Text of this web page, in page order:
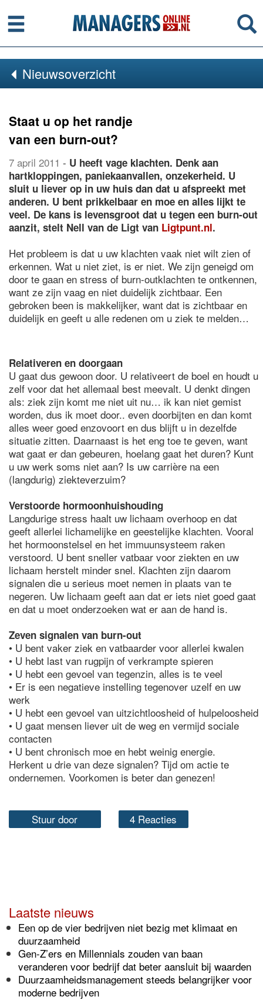
Menu
Nieuwsoverzicht
Staat u op het randje
van een burn-out?
7 april 2011 - U heeft vage klachten. Denk aan
hartkloppingen, paniekaanvallen, onzekerheid. U
sluit u liever op in uw huis dan dat u afspreekt met
anderen. U bent prikkelbaar en moe en alles lijkt te
veel. De kans is levensgroot dat u tegen een burn-out
aanzit, stelt Nell van de Ligt van Ligtpunt.nl.
Het probleem is dat u uw klachten vaak niet wilt zien of
erkennen. Wat u niet ziet, is er niet. We zijn geneigd om
door te gaan en stress of burn-outklachten te ontkennen,
want ze zijn vaag en niet duidelijk zichtbaar. Een
gebroken been is makkelijker, want dat is zichtbaar en
duidelijk en geeft u alle redenen om u ziek te melden…
Relativeren en doorgaan
U gaat dus gewoon door. U relativeert de boel en houdt u
zelf voor dat het allemaal best meevalt. U denkt dingen
als: ziek zijn komt me niet uit nu… ik kan niet gemist
worden, dus ik moet door.. even doorbijten en dan komt
alles weer goed enzovoort en dus blijft u in dezelfde
situatie zitten. Daarnaast is het eng toe te geven, want
wat gaat er dan gebeuren, hoelang gaat het duren? Kunt
u uw werk soms niet aan? Is uw carrière na een
(langdurig) ziekteverzuim?
Verstoorde hormoonhuishouding
Langdurige stress haalt uw lichaam overhoop en dat
geeft allerlei lichamelijke en geestelijke klachten. Vooral
het hormoonstelsel en het immuunsysteem raken
verstoord. U bent sneller vatbaar voor ziekten en uw
lichaam herstelt minder snel. Klachten zijn daarom
signalen die u serieus moet nemen in plaats van te
negeren. Uw lichaam geeft aan dat er iets niet goed gaat
en dat u moet onderzoeken wat er aan de hand is.
Zeven signalen van burn-out
• U bent vaker ziek en vatbaarder voor allerlei kwalen
• U hebt last van rugpijn of verkrampte spieren
• U hebt een gevoel van tegenzin, alles is te veel
• Er is een negatieve instelling tegenover uzelf en uw
werk
• U hebt een gevoel van uitzichtloosheid of hulpeloosheid
• U gaat mensen liever uit de weg en vermijd sociale
contacten
• U bent chronisch moe en hebt weinig energie.
Herkent u drie van deze signalen? Tijd om actie te
ondernemen. Voorkomen is beter dan genezen!
Stuur door 4 Reacties
Laatste nieuws
Een op de vier bedrijven niet bezig met klimaat en
duurzaamheid
Gen-Z’ers en Millennials zouden van baan
veranderen voor bedrijf dat beter aansluit bij waarden
Duurzaamheidsmanagement steeds belangrijker voor
moderne bedrijven